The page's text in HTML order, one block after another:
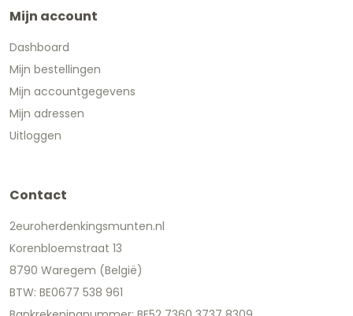
Mijn account
Dashboard
Mijn bestellingen
Mijn accountgegevens
Mijn adressen
Uitloggen
Contact
2euroherdenkingsmunten.nl
Korenbloemstraat 13
8790 Waregem (België)
BTW: BE0677 538 961